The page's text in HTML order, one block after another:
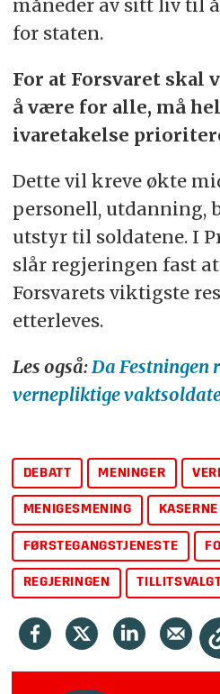
måneder av sitt liv til
for staten.
For at Forsvaret skal
å være for alle, må
ivaretakelse
Dette vil kreve økte
personell, utdanning,
utstyr til soldatene. I
slår regjeringen fast
Forsvarets viktigste
etterleves.
Les også: Da Festningen
vernepliktige
DEBATT MENINGER
MENIGESMENING KASERNE
FØRSTEGANGSTJENESTE
REGJERINGEN